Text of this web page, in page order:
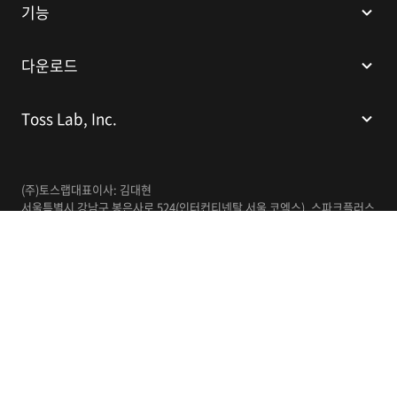
기능
다운로드
Toss Lab, Inc.
(주)토스랩대표이사: 김대현
서울특별시 강남구 봉은사로 524(인터컨티넨탈 서울 코엑스), 스파크플러스